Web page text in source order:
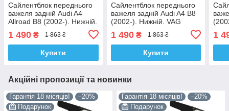
Сайлентблок переднього
важеля задній Audi A4
Allroad B8 (2002-). Нижній.
VAG Germany! 4H0407183
, TD1247W , VKDS331074
1 490 ₴ 1 863 ₴
Купити
Сайлентблок переднього
важеля задній Audi A4 B8
(2002-). Нижній. VAG
TD1247W , VKDS331074
1 490₴ 1 863 ₴
Купити
1
Акційні пропозиції та новинки
Гарантія 18 місяців!
–20%
Подарунок
Гарантія 18 місяців!
–20%
Подарунок